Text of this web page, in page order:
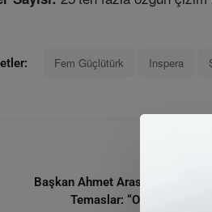
Fem Güçlütürk Inspera
Başkan Ahmet Aras’tan
Temaslar: “Ortak Akılla